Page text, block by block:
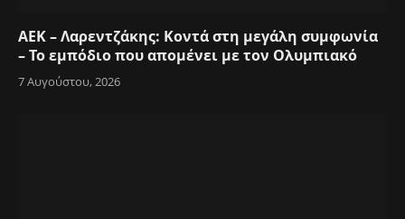
ΑΕΚ – Λαρεντζάκης: Κοντά στη μεγάλη συμφωνία
– Το εμπόδιο που απομένει με τον Ολυμπιακό
7 Αυγούστου, 2026